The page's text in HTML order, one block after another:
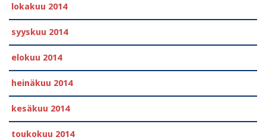
lokakuu 2014
syyskuu 2014
elokuu 2014
heinäkuu 2014
kesäkuu 2014
toukokuu 2014